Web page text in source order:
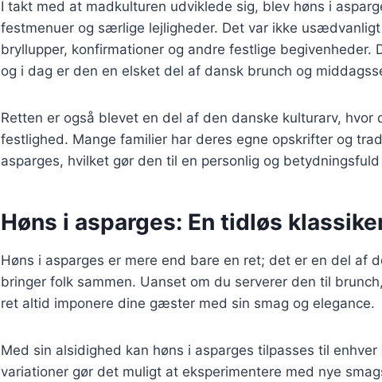
I takt med at madkulturen udviklede sig, blev høns i
festmenuer og særlige lejligheder. Det var ikke
bryllupper, konfirmationer og andre festlige begivenheder.
og i dag er den en elsket del af dansk brunch og
Retten er også blevet en del af den danske kulturarv,
festlighed. Mange familier har deres egne opskrifter og
asparges, hvilket gør den til en personlig og
Høns i asparges: En tidløs
Høns i asparges er mere end bare en ret; det er en del af
bringer folk sammen. Uanset om du serverer den til
ret altid imponere dine gæster med sin smag og elegance.
Med sin alsidighed kan høns i asparges tilpasses til
variationer gør det muligt at eksperimentere med nye